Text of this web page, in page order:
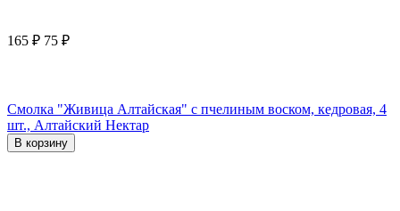
165 ₽ 75 ₽
Смолка "Живица Алтайская" с пчелиным воском, кедровая, 4
шт., Алтайский Нектар
В корзину